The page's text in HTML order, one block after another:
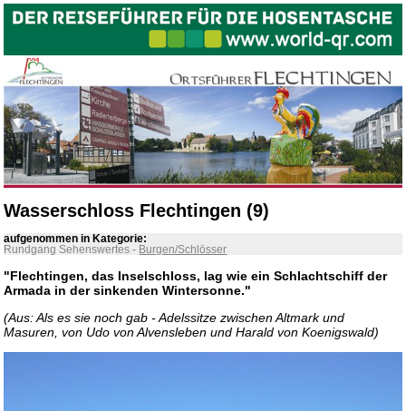
Wasserschloss Flechtingen (9)
aufgenommen in Kategorie:
Rundgang Sehenswertes - Burgen/Schlösser
"Flechtingen, das Inselschloss, lag wie ein Schlachtschiff der
Armada in der sinkenden Wintersonne."
(Aus: Als es sie noch gab - Adelssitze zwischen Altmark und
Masuren, von Udo von Alvensleben und Harald von Koenigswald)